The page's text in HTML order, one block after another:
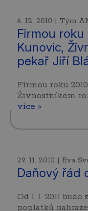
6. 12. 2010 | Tým
Firmou roku
Kunovic,
pekař Jiří
Firmou roku
Živnostníkem
více »
29. 11. 2010 | Eva
Daňový řád
Od 1. 1. 2011
poplatků